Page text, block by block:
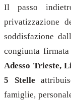
Il passo
privatizzazione
soddisfazione
congiunta
Adesso Trieste,
5 Stelle
famiglie,